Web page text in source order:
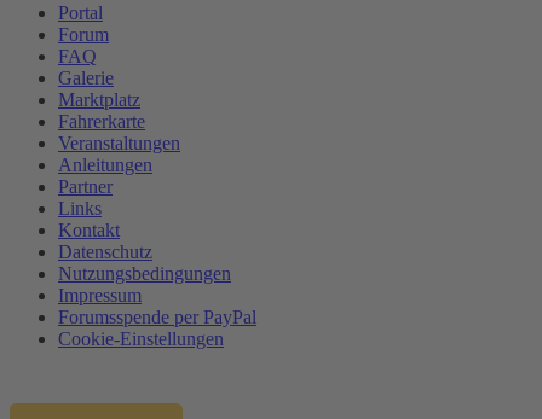
Portal
Forum
FAQ
Galerie
Marktplatz
Fahrerkarte
Veranstaltungen
Anleitungen
Partner
Links
Kontakt
Datenschutz
Nutzungsbedingungen
Impressum
Forumsspende per PayPal
Cookie-Einstellungen